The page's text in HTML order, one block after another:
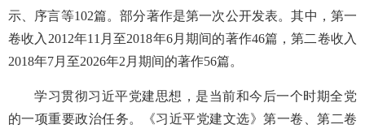
示、序言等102篇。部分著作是第一次公开发表。其中，第一
卷收入2012年11月至2018年6月期间的著作46篇，第二卷收入
2018年7月至2026年2月期间的著作56篇。
学习贯彻习近平党建思想，是当前和今后一个时期全党
的一项重要政治任务。《习近平党建文选》第一卷、第二卷